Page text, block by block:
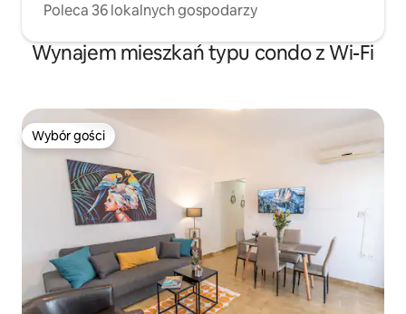
Poleca 36 lokalnych gospodarzy
Wynajem mieszkań typu condo z Wi-Fi
Wybór gości
Wybór gości